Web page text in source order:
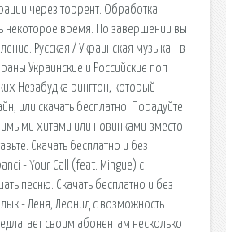
через торрент. Обработка
некоторое время. По завершении вы
Русская / Украинская музыка - в
Украинские и Российские поп
Незабудка рингтон, который
или скачать бесплатно. Порадуйте
хитами или новинками вместо
Скачать бесплатно и без
- Your Call (feat. Mingue) с
песню. Скачать бесплатно и без
- Леня, Леонид с возможность
своим абонентам несколько